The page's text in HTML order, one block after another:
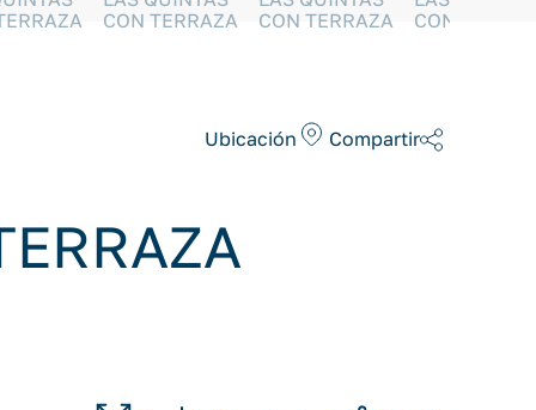
Ubicación Compartir